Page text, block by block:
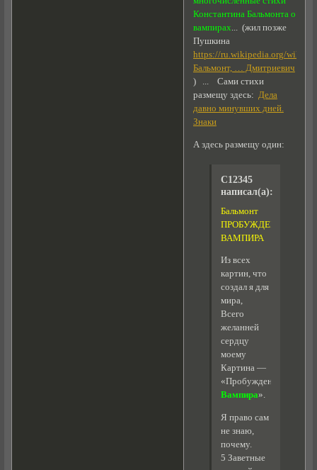
Константина Бальмонта о
вампирах... (жил позже
Пушкина
https://ru.wikipedia.org/wiki/
Бальмонт, … Дмитриевич
) ... Сами стихи
размещу здесь: Дела
давно минувших дней.
Знаки
А здесь размещу один:
C12345
написал(а):
Бальмонт
ПРОБУЖДЕНИЕ
ВАМПИРА
Из всех
картин, что
создал я для
мира,
Всего
желанней
сердцу
моему
Картина —
«Пробуждение
Вампира».
Я право сам
не знаю,
почему.
5 Заветные